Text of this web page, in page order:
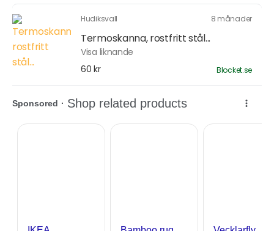
Hudiksvall 8 månader
Termoskanna, rostfritt stål...
Visa liknande
60 kr
Blocket.se